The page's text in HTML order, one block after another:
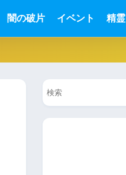
闇の破片 イベント 精霊